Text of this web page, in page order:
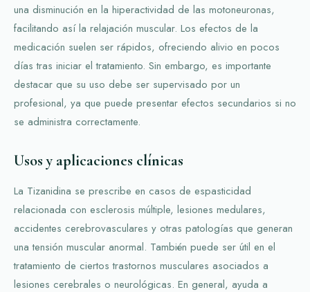
una disminución en la hiperactividad de las motoneuronas,
facilitando así la relajación muscular. Los efectos de la
medicación suelen ser rápidos, ofreciendo alivio en pocos
días tras iniciar el tratamiento. Sin embargo, es importante
destacar que su uso debe ser supervisado por un
profesional, ya que puede presentar efectos secundarios si no
se administra correctamente.
Usos y aplicaciones clínicas
La Tizanidina se prescribe en casos de espasticidad
relacionada con esclerosis múltiple, lesiones medulares,
accidentes cerebrovasculares y otras patologías que generan
una tensión muscular anormal. También puede ser útil en el
tratamiento de ciertos trastornos musculares asociados a
lesiones cerebrales o neurológicas. En general, ayuda a